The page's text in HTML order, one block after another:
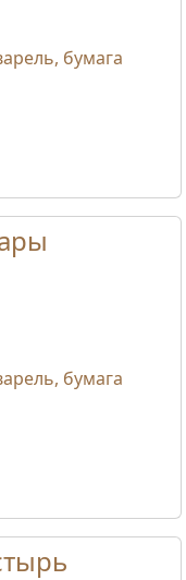
бумага
бумага